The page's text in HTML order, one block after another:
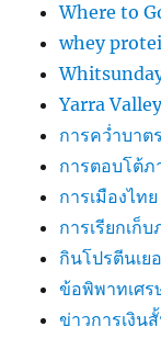
Where to
whey
Yarra
การคว่ำบาต
การตอบโต้ภ
การเมืองไทย
การเรียกเก็
กินโปรตีนเย
ข้อพิพาทเศร
ข่าวการเงิน